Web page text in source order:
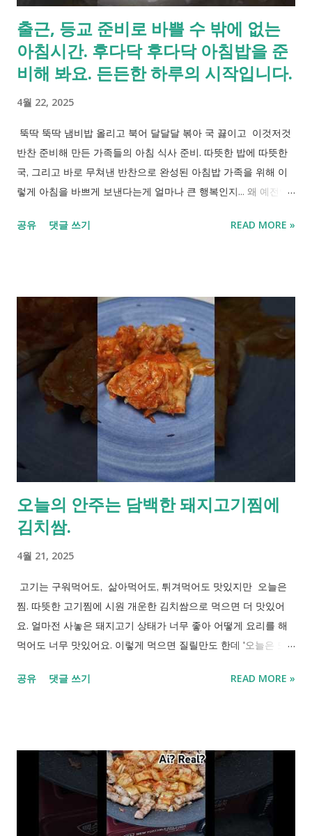
Bowland, Anna C. 외. Current Biology, 35권, 8호, R279 - R280
출근, 등교 준비로 바쁠 수 밖에 없는
아침시간. 후다닥 후다닥 아침밥을 준
비해 봐요. 든든한 하루의 시작입니다.
4월 22, 2025
뚝딱 뚝딱 냄비밥 올리고 북어 달달달 볶아 국 끓이고 이것저것
반찬 준비해 만든 가족들의 아침 식사 준비. 따뜻한 밥에 따뜻한
국, 그리고 바로 무쳐낸 반찬으로 완성된 아침밥 가족을 위해 이
렇게 아침을 바쁘게 보낸다는게 얼마나 큰 행복인지... 왜 예전엔
밥 한술 나누는 아침시간이 참 행복합니다. 언젠가 이시간을 그리
공유 댓글 쓰기 READ MORE »
오늘의 안주는 담백한 돼지고기찜에
김치쌈.
4월 21, 2025
고기는 구워먹어도, 삶아먹어도, 튀겨먹어도 맛있지만 오늘은
찜. 따뜻한 고기찜에 시원 개운한 김치쌈으로 먹으면 더 맛있어
요. 얼마전 사놓은 돼지고기 상태가 너무 좋아 어떻게 요리를 해
먹어도 너무 맛있어요. 이렇게 먹으면 질릴만도 한데 '오늘은 또
한 김치에 찜고기 싸 한입 꿀꺽! 맛있는 저녁 되세요~
공유 댓글 쓰기 READ MORE »